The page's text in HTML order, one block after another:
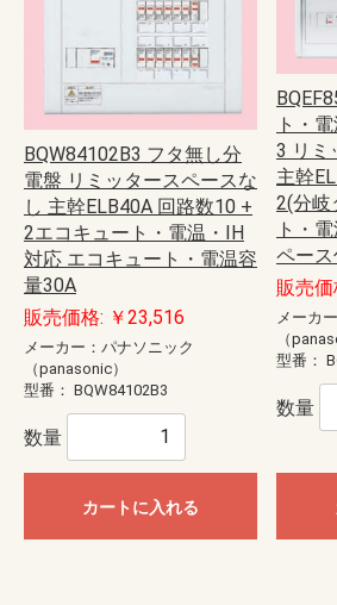
BQW84102B3 フタ無し分
電盤 リミッタースペースな
し 主幹ELB40A 回路数10 +
2エコキュート・電温・IH
対応 エコキュート・電温容
量30A
販売価格: ￥23,516
メーカー：パナソニック
（panasonic）
型番： BQW84102B3
数量
カートに入れる
ト・
3 リミ
主幹
2(分岐
ト・
ペー
販売
メーカ
（
型番：
数量